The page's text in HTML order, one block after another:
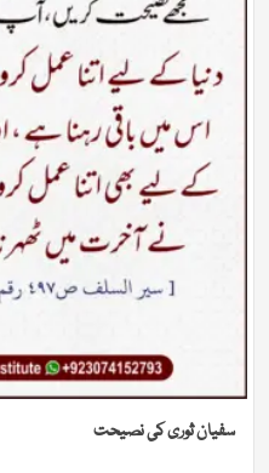
سفیان ثوری کی نصیحت